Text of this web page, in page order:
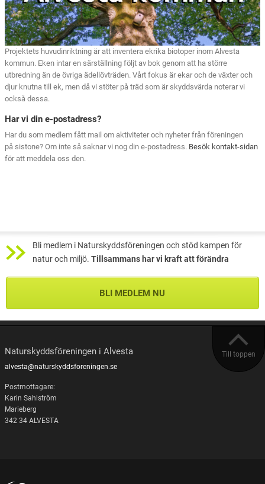
Projektets huvudinriktning är att inventera ekrika biotoper inom Alvesta
kommun. Eken intar en särställning följt av bok genom att ha större
utbredning än de övriga ädellövträden. Vårt fokus är ekar och de växter och
djur knutna till ek, men då vi stöter på träd som är skyddsvärda noterar vi
också dessa.
Har vi din e-postadress?
Har du som medlem fått mail om aktiviteter och nyheter från föreningen
på sistone? Om inte så saknar vi nog din e-postadress. Besök kontakt-sidan
för att meddela oss den.
Bli medlem i Naturskyddsföreningen och stöd kampen för
natur och miljö. Tillsammans har vi kraft att förändra
BLI MEDLEM NU
Till toppen
Naturskyddsföreningen i Alvesta
alvesta@naturskyddsforeningen.se
Postmottagare:
Karin Sahlström
Marieberg
342 34 ALVESTA